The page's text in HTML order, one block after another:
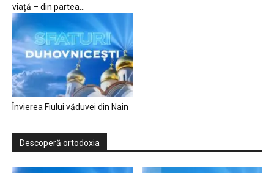
viață – din partea...
Învierea Fiului văduvei din Nain
Descoperă ortodoxia